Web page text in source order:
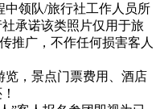
中领队/旅行社工作人员所
承诺该类照片仅用于旅
推广，不作任何损害客人
览，景点门票费用、酒店